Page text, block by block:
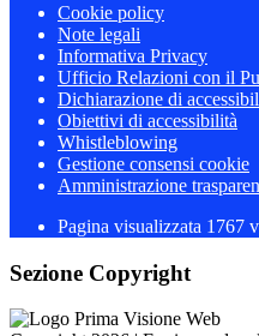
Cookie policy
Note legali
Informativa Privacy
Ufficio Relazioni con il
Dichiarazione di
Obiettivi di accessibilità
Whistleblowing
Gestione consensi cookie
Amministrazione
Pagina visualizzata 1767
Sezione Copyright